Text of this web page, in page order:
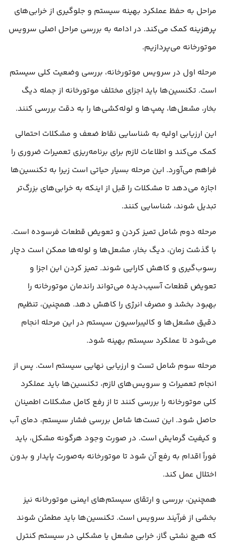
مراحل به حفظ عملکرد بهینه سیستم و جلوگیری از خرابی‌های
پرهزینه کمک می‌کند. در ادامه به بررسی مراحل اصلی سرویس
موتورخانه می‌پردازیم.
مرحله اول در سرویس موتورخانه، بررسی وضعیت کلی سیستم
است. تکنسین‌ها باید اجزای مختلف موتورخانه از جمله دیگ
بخار، مشعل‌ها، پمپ‌ها و لوله‌کشی‌ها را به دقت بررسی کنند.
این ارزیابی اولیه به شناسایی نقاط ضعف و مشکلات احتمالی
کمک می‌کند و اطلاعات لازم برای برنامه‌ریزی تعمیرات ضروری را
فراهم می‌آورد. این مرحله بسیار حیاتی است زیرا به تکنسین‌ها
اجازه می‌دهد تا مشکلات را قبل از اینکه به خرابی‌های بزرگ‌تر
تبدیل شوند، شناسایی کنند.
مرحله دوم شامل تمیز کردن و تعویض قطعات فرسوده است.
با گذشت زمان، دیگ بخار، مشعل‌ها و لوله‌ها ممکن است دچار
رسوب‌گیری و کاهش کارایی شوند. تمیز کردن این اجزا و
تعویض قطعات آسیب‌دیده می‌تواند راندمان موتورخانه را
بهبود بخشد و مصرف انرژی را کاهش دهد. همچنین، تنظیم
دقیق مشعل‌ها و کالیبراسیون سیستم در این مرحله انجام
می‌شود تا عملکرد سیستم بهینه شود.
مرحله سوم شامل تست و ارزیابی نهایی سیستم است. پس از
انجام تعمیرات و سرویس‌های لازم، تکنسین‌ها باید عملکرد
کلی موتورخانه را بررسی کنند تا از رفع کامل مشکلات اطمینان
حاصل شود. این تست‌ها شامل بررسی فشار سیستم، دمای آب
و کیفیت گرمایش است. در صورت وجود هرگونه مشکل، باید
فوراً اقدام به رفع آن شود تا موتورخانه به‌صورت پایدار و بدون
اختلال عمل کند.
همچنین، بررسی و ارتقای سیستم‌های ایمنی موتورخانه نیز
بخشی از فرآیند سرویس است. تکنسین‌ها باید مطمئن شوند
که هیچ نشتی گاز، خرابی مشعل یا مشکلی در سیستم کنترل